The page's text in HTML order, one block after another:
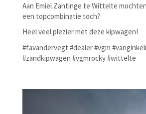
Aan Emiel Zantinge te Wittelte
een topcombinatie toch?
Heel veel plezier met deze kipwagen!
#favandervegt #dealer #vgm
#zandkipwagen #vgmrocky #wittelte